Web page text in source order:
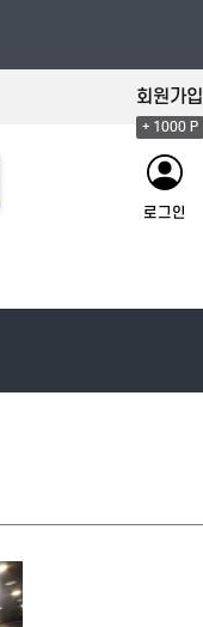
회원가입
+ 1000 P
로그인